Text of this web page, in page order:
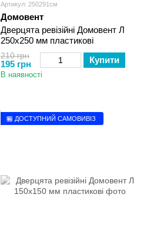
Артикул: 250291см
Домовент
Дверцята ревізійні Домовент Л
250х250 мм пластикові
210 грн
195 грн Купити
В наявності
🏪 ДОСТУПНИЙ САМОВИВІЗ